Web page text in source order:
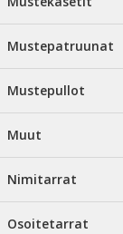
Mustepatruunat
Mustepullot
Muut
Nimitarrat
Osoitetarrat